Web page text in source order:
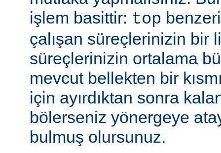
işlem basittir: top
çalışan süreçlerinizin bir
süreçlerinizin ortalama
mevcut bellekten bir
için ayırdıktan sonra
bölerseniz yönergeye
bulmuş olursunuz.